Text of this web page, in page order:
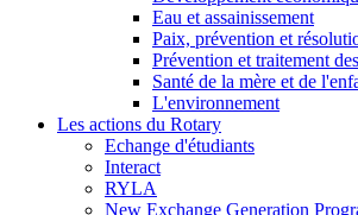
Eau et assainissement
Paix, prévention et
Prévention et traitement
Santé de la mère et de
L'environnement
Les actions du Rotary
Echange d'étudiants
Interact
RYLA
New Exchange Generation